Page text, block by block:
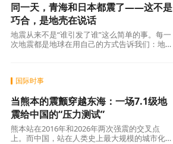
去的是哪里吗?
同一天，青海和日本都震了——这不是
巧合，是地壳在说话
地震从来不是“谁引发了谁”这么简单的事。每一
次地震都是地球在用自己的方式告诉我们：地壳
动过，以及，那些“还没动完”的部分，什么时候
国际时事
当熊本的震颤穿越东海：一场7.1级地
震给中国的“压力测试”
熊本站在2016年和2026年两次强震的交叉点
上。而中国，站在人类史上最大规模的城市化进